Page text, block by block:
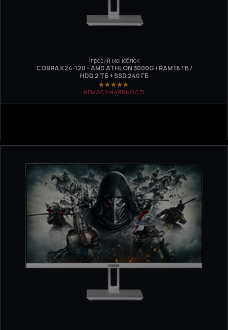
Ігровий моноблок
COBRA K24-120 - AMD ATHLON 3000G / RAM 16 ГБ /
HDD 2 ТБ + SSD 240 ГБ
НЕМАЄ У НАЯВНОСТІ